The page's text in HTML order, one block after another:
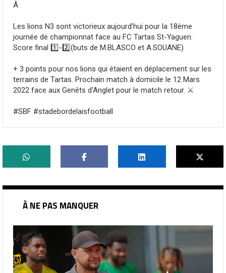
Â
Les lions N3 sont victorieux aujourd’hui pour la 18ème
journée de championnat face au FC Tartas St-Yaguen.
Score final 1️⃣-2️⃣(buts de M.BLASCO et A.SOUANE)
+ 3 points pour nos lions qui étaient en déplacement sur les
terrains de Tartas. Prochain match à domicile le 12 Mars
2022 face aux Genêts d'Anglet pour le match retour. ⚔️
#SBF #stadebordelaisfootball
À NE PAS MANQUER